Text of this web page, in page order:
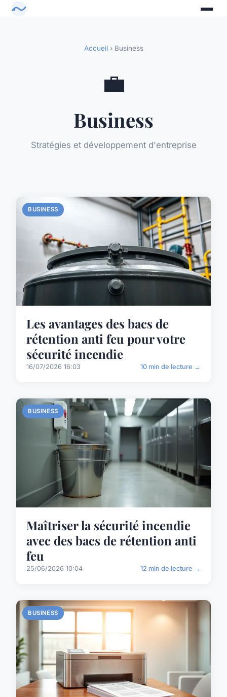
Accueil› Business
💼
Business
Stratégies et développement d'entreprise
BUSINESS
Les avantages des bacs de
rétention anti feu pour votre
sécurité incendie
16/07/2026 16:03 10 min de lecture →
BUSINESS
Maîtriser la sécurité incendie
avec des bacs de rétention anti
feu
25/06/2026 10:04 12 min de lecture →
BUSINESS